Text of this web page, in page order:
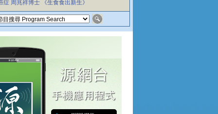
症 周兆祥博士 《生食食出新生》